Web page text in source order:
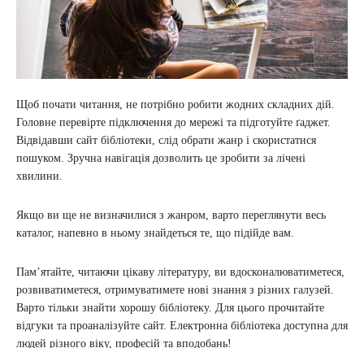
Щоб почати читання, не потрібно робити жодних складних дій.
Головне перевірте підключення до мережі та підготуйте ґаджет.
Відвідавши сайт бібліотеки, слід обрати жанр і скористатися
пошуком. Зручна навігація дозволить це зробити за лічені
хвилини.
Якщо ви ще не визначилися з жанром, варто переглянути весь
каталог, напевно в ньому знайдеться те, що підійде вам.
Пам’ятайте, читаючи цікаву літературу, ви вдосконалюватиметеся,
розвиватиметеся, отримуватимете нові знання з різних галузей.
Варто тільки знайти хорошу бібліотеку. Для цього прочитайте
відгуки та проаналізуйте сайт. Електронна бібліотека доступна для
людей різного віку, професій та вподобань!